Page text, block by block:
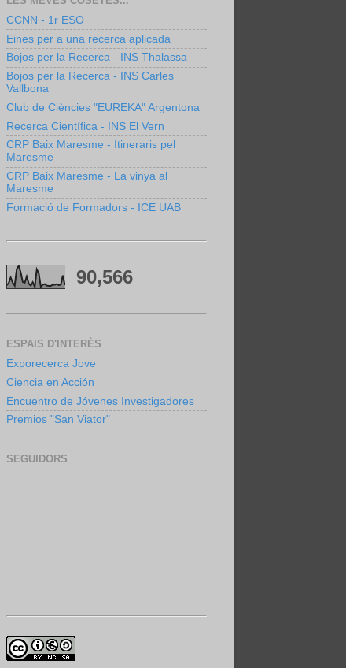
CCNN - 1r ESO
Eines per a una recerca aplicada
Bojos per la Recerca - INS Thalassa
Bojos per la Recerca - INS Carles
Vallbona
Club de Ciències "EUREKA" Argentona
Recerca Científica - INS El Vern
CRP Baix Maresme - Itineraris pel
Maresme
CRP Baix Maresme - La vinya al
Maresme
Formació de Formadors - ICE UAB
90,566
ESPAIS D'INTERÈS
Exporecerca Jove
Ciencia en Acción
Encuentro de Jóvenes Investigadores
Premios "San Viator"
SEGUIDORS